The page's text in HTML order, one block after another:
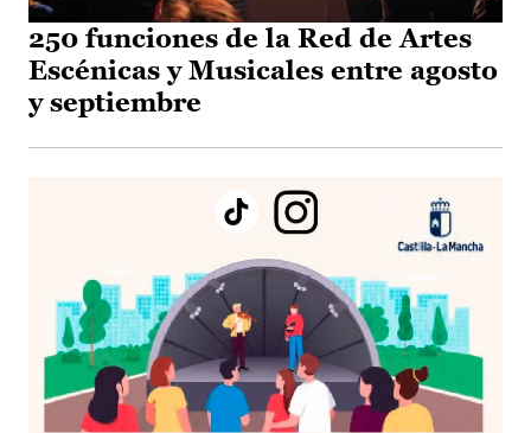
250 funciones de la Red de Artes
Escénicas y Musicales entre agosto
y septiembre